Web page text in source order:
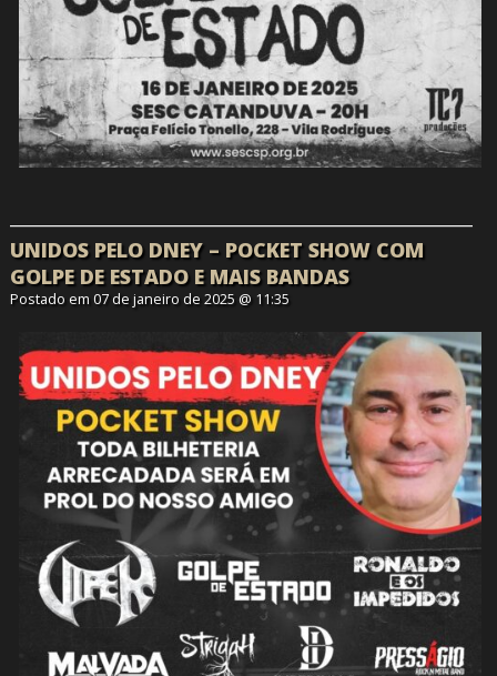
UNIDOS PELO DNEY – POCKET SHOW COM
GOLPE DE ESTADO E MAIS BANDAS
Postado em 07 de janeiro de 2025 @ 11:35